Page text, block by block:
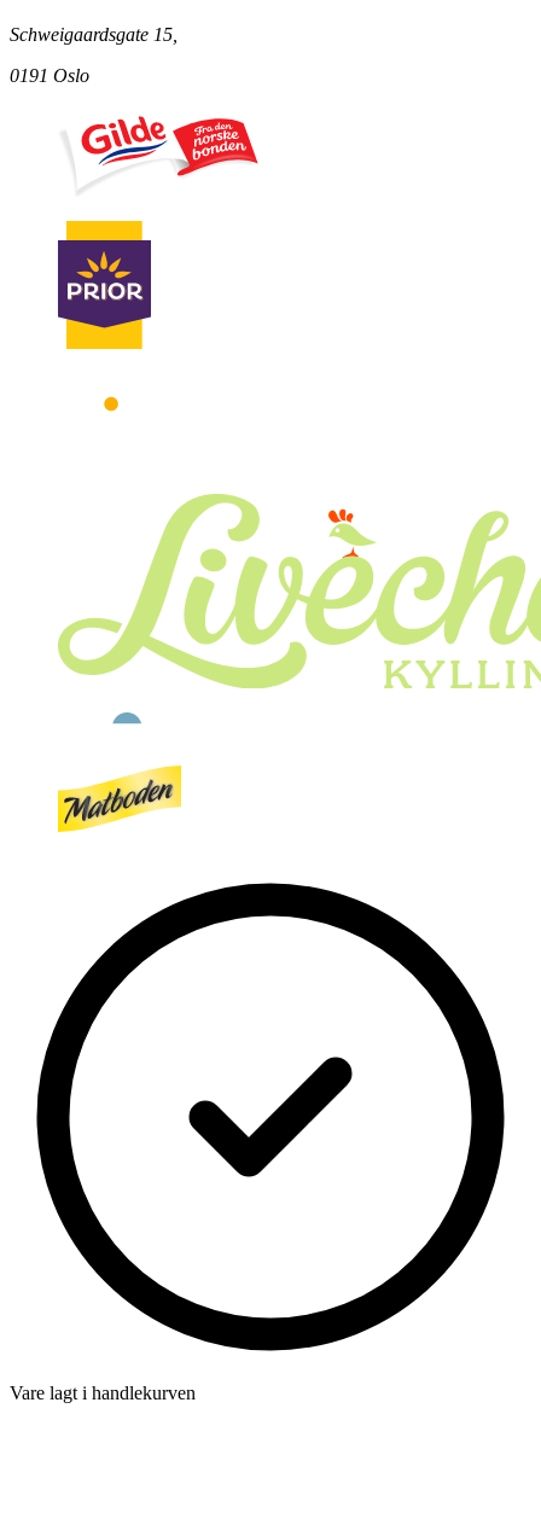
Schweigaardsgate 15,
0191 Oslo
Vare lagt i handlekurven